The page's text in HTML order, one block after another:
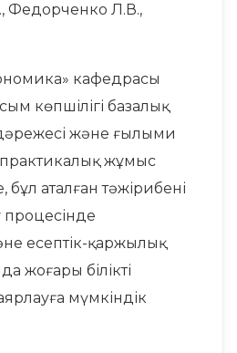
Федорченко Л.В.,
кафедрасы
көпшілігі базалық
және ғылыми
практикалық жұмыс
бұл аталған тәжірибені
процесінде
есептік-қаржылық
жоғары білікті
мүмкіндік